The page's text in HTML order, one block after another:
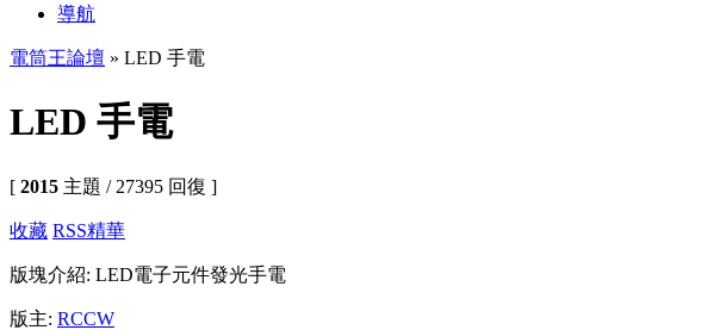
導航
電筒王論壇 » LED 手電
LED 手電
[ 2015 主題 / 27395 回復 ]
收藏 RSS精華
版塊介紹: LED電子元件發光手電
版主: RCCW